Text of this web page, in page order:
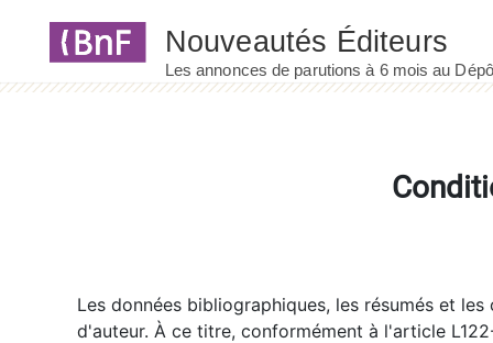
Les données bibliographiques, les résumés et
d'auteur. À ce titre, conformément à l'article